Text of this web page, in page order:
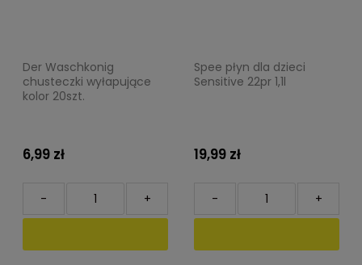
Der Waschkonig
chusteczki wyłapujące
kolor 20szt.
6,99 zł
+
-
Spee płyn dla dzieci
Sensitive 22pr 1,1l
19,99 zł
+
-